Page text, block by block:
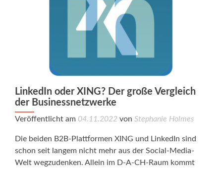
LinkedIn oder XING? Der große Vergleich
der Businessnetzwerke
Veröffentlicht am 04.11.2022 von Stephanie Holmes
Die beiden B2B-Plattformen XING und LinkedIn sind
schon seit langem nicht mehr aus der Social-Media-
Welt wegzudenken. Allein im D-A-CH-Raum kommt